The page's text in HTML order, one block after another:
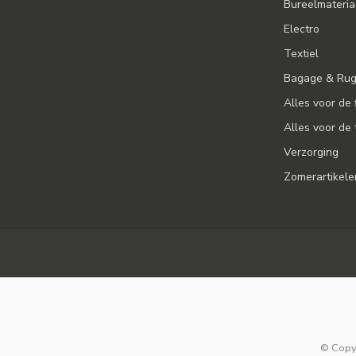
Electro
Textiel
Bagage &
Alles voor de
Alles voor de
Verzorging
©